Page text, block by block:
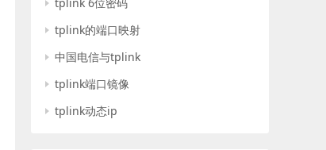
tplink的端口映射
中国电信与tplink
tplink端口镜像
tplink动态ip